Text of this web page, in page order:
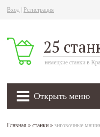
Вход Регистрация
25
немецкие станки в
Открыть меню
Главная » станки » зиговочные